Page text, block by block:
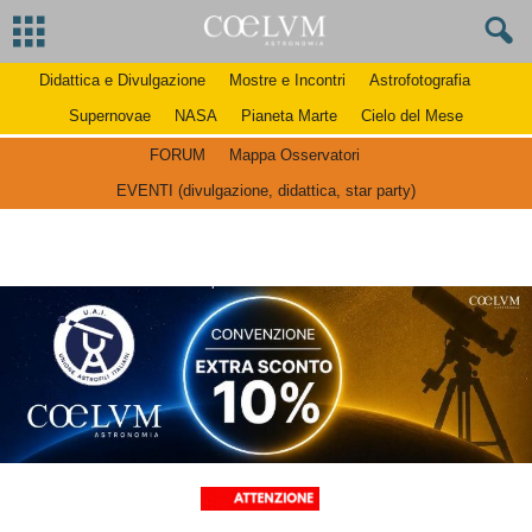
Didattica e Divulgazione Mostre e Incontri
Astrofotografia
Supernovae
NASA Pianeta Marte Cielo del Mese
FORUM
Mappa Osservatori
EVENTI (divulgazione, didattica, star party)